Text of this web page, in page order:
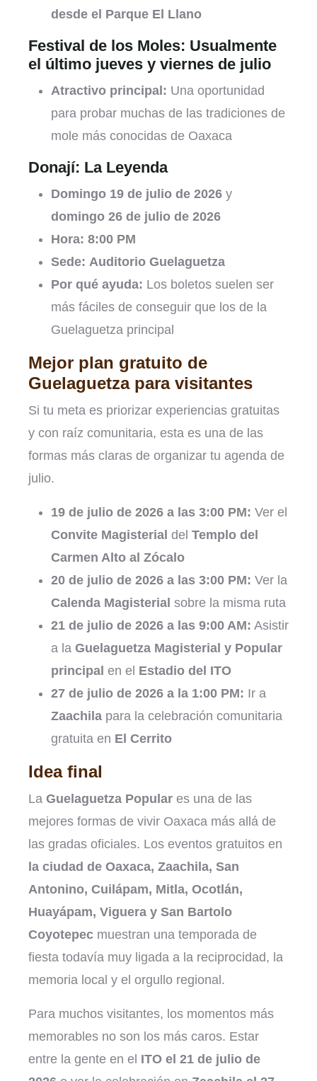
desde el Parque El Llano
Festival de los Moles: Usualmente
el último jueves y viernes de julio
Atractivo principal: Una oportunidad
para probar muchas de las tradiciones de
mole más conocidas de Oaxaca
Donají: La Leyenda
Domingo 19 de julio de 2026 y
domingo 26 de julio de 2026
Hora: 8:00 PM
Sede: Auditorio Guelaguetza
Por qué ayuda: Los boletos suelen ser
más fáciles de conseguir que los de la
Guelaguetza principal
Mejor plan gratuito de
Guelaguetza para visitantes
Si tu meta es priorizar experiencias gratuitas
y con raíz comunitaria, esta es una de las
formas más claras de organizar tu agenda de
julio.
19 de julio de 2026 a las 3:00 PM: Ver el
Convite Magisterial del Templo del
Carmen Alto al Zócalo
20 de julio de 2026 a las 3:00 PM: Ver la
Calenda Magisterial sobre la misma ruta
21 de julio de 2026 a las 9:00 AM: Asistir
a la Guelaguetza Magisterial y Popular
principal en el Estadio del ITO
27 de julio de 2026 a la 1:00 PM: Ir a
Zaachila para la celebración comunitaria
gratuita en El Cerrito
Idea final
La Guelaguetza Popular es una de las
mejores formas de vivir Oaxaca más allá de
las gradas oficiales. Los eventos gratuitos en
la ciudad de Oaxaca, Zaachila, San
Antonino, Cuilápam, Mitla, Ocotlán,
Huayápam, Viguera y San Bartolo
Coyotepec muestran una temporada de
fiesta todavía muy ligada a la reciprocidad, la
memoria local y el orgullo regional.
Para muchos visitantes, los momentos más
memorables no son los más caros. Estar
entre la gente en el ITO el 21 de julio de